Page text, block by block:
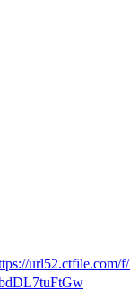
url52.ctfile.com/